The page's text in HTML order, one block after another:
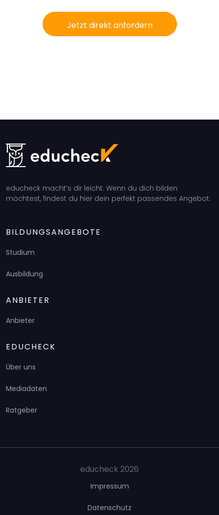
Jetzt direkt anfordern
educheck macht’s dir leicht: Wenn du dich bilden
möchtest, findest du hier dein perfekt passendes Angebot.
BILDUNGSANGEBOTE
Studium
Ausbildung
ANBIETER
Anbieter
EDUCHECK
Über uns
Mediadaten
Ratgeber
educheck 2026
Impressum
Datenschutz